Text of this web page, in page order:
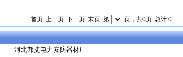
首页 上一页 下一页 末页 第 页，共0页 总计:0
河北邦捷电力安防器材厂